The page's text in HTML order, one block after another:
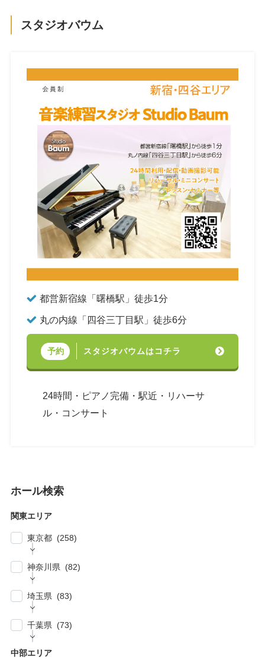
スタジオバウム
都営新宿線「曙橋駅」徒歩1分
丸の内線「四谷三丁目駅」徒歩6分
予約 スタジオバウムはコチラ
24時間・ピアノ完備・駅近・リハーサ
ル・コンサート
ホール検索
関東エリア
東京都 (258)
| … 新宿区・渋谷区 (39)
| … 品川区・大田区 (10)
| … 目黒区・世田谷区 (21)
神奈川県 (82)
| … 横浜市 (44)
| … 相模原市・茅ヶ崎市・平塚市 (5)
| … 厚木市・小田原市・町田市・大和市・海老
埼玉県 (83)
| … 春日部市・富士見市・ふじみ野市 (4)
千葉県 (73)
| … 千葉市・船橋市・松戸市 (21)
中部エリア